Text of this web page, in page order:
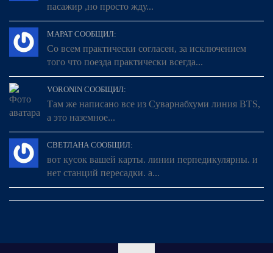
пасажир ,но просто жду...
МАРАТ СООБЩИЛ:
Со всем практически согласен, за исключением
того что поезда практически всегда...
VORONIN СООБЩИЛ:
Там же написано все из Суварнабхуми линия BTS,
а это наземное...
СВЕТЛАНА СООБЩИЛ:
вот кусок вашей карты. линии перпедикулярны. и
нет станций пересадки. а...